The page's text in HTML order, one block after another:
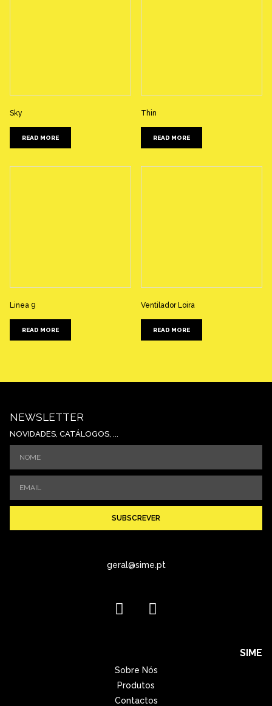
Sky
READ MORE
Thin
READ MORE
Linea 9
READ MORE
Ventilador Loira
READ MORE
NEWSLETTER
NOVIDADES, CATÁLOGOS, ...
SUBSCREVER
geral@sime.pt
SIME
Sobre Nós
Produtos
Contactos